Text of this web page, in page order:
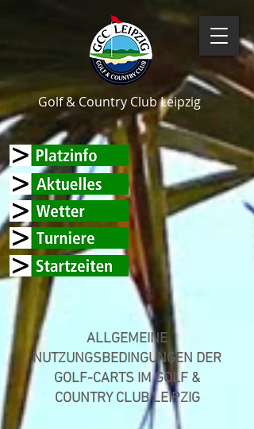
Golf & Country Club Leipzig
ALLGEMEINE
NUTZUNGSBEDINGUNGEN DER
GOLF-CARTS IM GOLF &
COUNTRY CLUB LEIPZIG